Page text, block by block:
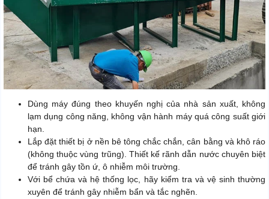
Dùng máy đúng theo khuyến nghị của nhà sản xuất, không
lạm dụng công năng, không vận hành máy quá công suất giới
hạn.
Lắp đặt thiết bị ở nền bê tông chắc chắn, cân bằng và khô ráo
(không thuộc vùng trũng). Thiết kế rãnh dẫn nước chuyên biệt
để tránh gây tồn ứ, ô nhiễm môi trường.
Với bể chứa và hệ thống lọc, hãy kiểm tra và vệ sinh thường
xuyên để tránh gây nhiễm bẩn và tắc nghẽn.